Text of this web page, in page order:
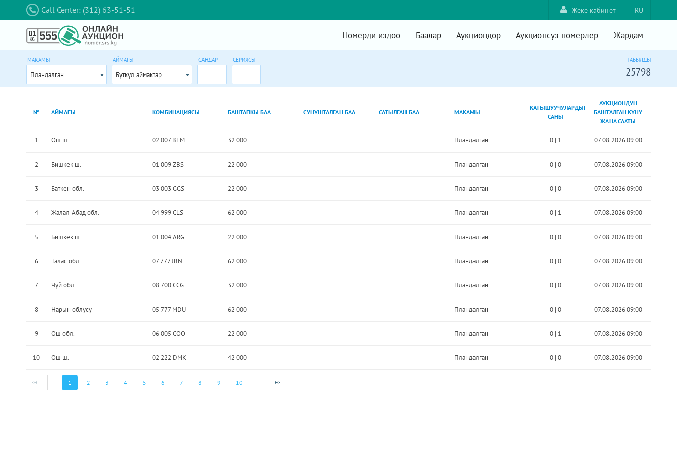
Call Center: (312) 63-51-51 RU
Жеке кабинет
Номерди издөө Баалар Аукциондор Аукционсуз номерлер Жардам
МАКАМЫ
Пландалган
АЙМАГЫ
Бүткүл аймактар
САНДАР СЕРИЯСЫ ТАБЫЛДЫ
25798
№ АЙМАГЫ КОМБИНАЦИЯСЫ БАШТАПКЫ БАА СУНУШТАЛГАН БАА САТЫЛГАН БАА МАКАМЫ
КАТЫШУУЧУЛАРДЫН
САНЫ
АУКЦИОНДУН
БАШТАЛГАН КҮНҮ
ЖАНА СААТЫ
1 Ош ш. 02 007 BEM 32 000 Пландалган 0| 1 07.08.2026 09:00
2 Бишкек ш. 01 009 ZBS 22 000 Пландалган 0| 0 07.08.2026 09:00
3 Баткен обл. 03 003 GGS 22 000 Пландалган 0| 0 07.08.2026 09:00
4 Жалал-Абад обл. 04 999 CLS 62 000 Пландалган 0| 1 07.08.2026 09:00
5 Бишкек ш. 01 004 ARG 22 000 Пландалган 0| 0 07.08.2026 09:00
6 Талас обл. 07 777 JBN 62 000 Пландалган 0| 0 07.08.2026 09:00
7 Чүй обл. 08 700 CCG 32 000 Пландалган 0| 0 07.08.2026 09:00
8 Нарын облусу 05 777 MDU 62 000 Пландалган 0| 0 07.08.2026 09:00
9 Ош обл. 06 005 COO 22 000 Пландалган 0| 1 07.08.2026 09:00
10 Ош ш. 02 222 DMK 42 000 Пландалган 0| 0 07.08.2026 09:00
1 2 3 4 5 6 7 8 9 10